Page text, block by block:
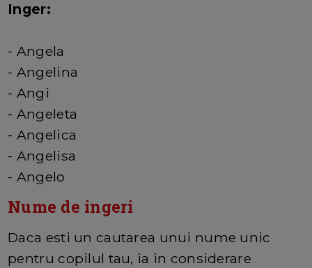
Inger:
- Angela
- Angelina
- Angi
- Angeleta
- Angelica
- Angelisa
- Angelo
Nume de ingeri
Daca esti un cautarea unui nume unic
pentru copilul tau, ia in considerare